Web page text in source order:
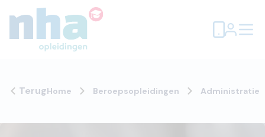
TerugHome Beroepsopleidingen Administratie